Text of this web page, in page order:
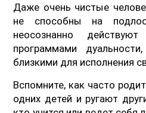
Даже очень чистые
не способны на
неосознанно
программами
близкими для исполнения
Вспомните, как часто
одних детей и ругают